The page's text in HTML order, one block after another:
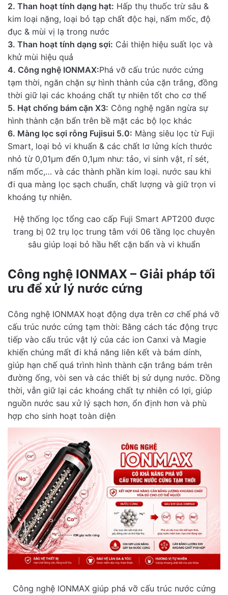
2. Than hoạt tính dạng hạt: Hấp thụ thuốc trừ sâu &
kim loại nặng, loại bỏ tạp chất độc hại, nấm mốc, độ
đục & mùi vị lạ trong nước
3. Than hoạt tính dạng sợi: Cải thiện hiệu suất lọc và
khử mùi hiệu quả
4. Công nghệ IONMAX:Phá vỡ cấu trúc nước cứng
tạm thời, ngăn chặn sự hình thành của cặn trắng, đồng
thời giữ lại các khoáng chất tự nhiên tốt cho cơ thể
5. Hạt chống bám cặn X3: Công nghệ ngăn ngừa sự
hình thành cặn bẩn trên bề mặt các bộ lọc khác
6. Màng lọc sợi rỗng Fujisui 5.0: Màng siêu lọc từ Fuji
Smart, loại bỏ vi khuẩn & các chất lơ lửng kích thước
nhỏ từ 0,01µm đến 0,1µm như: tảo, vi sinh vật, rỉ sét,
nấm mốc,… và các thành phần kim loại. nước sau khi
đi qua màng lọc sạch chuẩn, chất lượng và giữ trọn vi
khoáng tự nhiên.
Hệ thống lọc tổng cao cấp Fuji Smart APT200 được
trang bị 02 trụ lọc trung tâm với 06 tầng lọc chuyên
sâu giúp loại bỏ hầu hết cặn bẩn và vi khuẩn
Công nghệ IONMAX – Giải pháp tối
ưu để xử lý nước cứng
Công nghệ IONMAX hoạt động dựa trên cơ chế phá vỡ
cấu trúc nước cứng tạm thời: Bằng cách tác động trực
tiếp vào cấu trúc vật lý của các ion Canxi và Magie
khiến chúng mất đi khả năng liên kết và bám dính,
giúp hạn chế quá trình hình thành cặn trắng bám trên
đường ống, vòi sen và các thiết bị sử dụng nước. Đồng
thời, vẫn giữ lại các khoáng chất tự nhiên có lợi, giúp
nguồn nước sau xử lý sạch hơn, ổn định hơn và phù
hợp cho sinh hoạt toàn diện
Công nghệ IONMAX giúp phá vỡ cấu trúc nước cứng